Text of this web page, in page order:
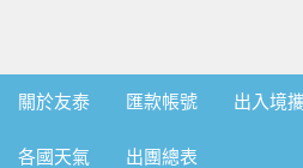
關於友泰 匯款帳號 出入境
各國天氣 出團總表